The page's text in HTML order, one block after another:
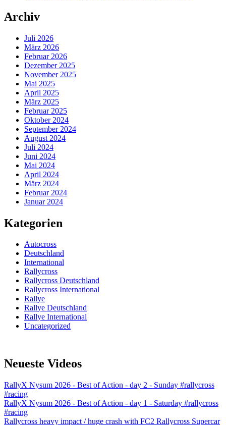
Archiv
Juli 2026
März 2026
Februar 2026
Dezember 2025
November 2025
Mai 2025
April 2025
März 2025
Februar 2025
Oktober 2024
September 2024
August 2024
Juli 2024
Juni 2024
Mai 2024
April 2024
März 2024
Februar 2024
Januar 2024
Kategorien
Autocross
Deutschland
International
Rallycross
Rallycross Deutschland
Rallycross International
Rallye
Rallye Deutschland
Rallye International
Uncategorized
Neueste Videos
RallyX Nysum 2026 - Best of Action - day 2 - Sunday #rallycross
#racing
RallyX Nysum 2026 - Best of Action - day 1 - Saturday #rallycross
#racing
Rallycross heavy impact / huge crash with FC2 Rallycross Supercar